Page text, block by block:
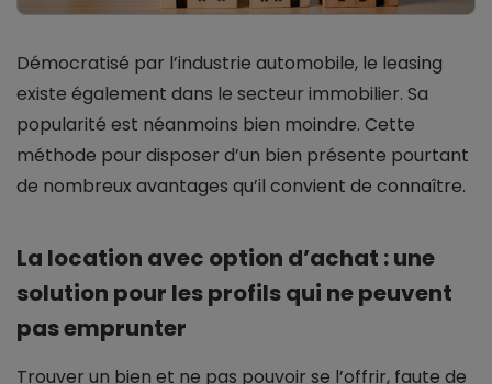
Démocratisé par l’industrie automobile, le leasing
existe également dans le secteur immobilier. Sa
popularité est néanmoins bien moindre. Cette
méthode pour disposer d’un bien présente pourtant
de nombreux avantages qu’il convient de connaître.
La location avec option d’achat : une
solution pour les profils qui ne peuvent
pas emprunter
Trouver un bien et ne pas pouvoir se l’offrir, faute de